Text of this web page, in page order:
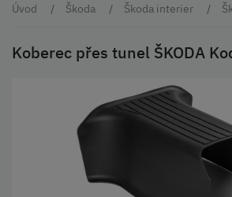
Úvod Škoda Škoda interier
Koberec přes tunel ŠKODA